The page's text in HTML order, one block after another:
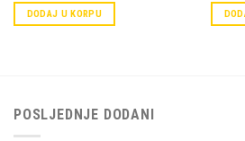
DODAJ U KORPU
POSLJEDNJE DODANI